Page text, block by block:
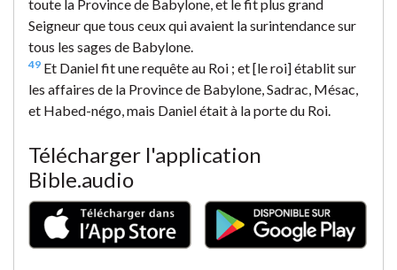
toute la Province de Babylone, et le fit plus grand
Seigneur que tous ceux qui avaient la surintendance sur
tous les sages de Babylone.
49 Et Daniel fit une requête au Roi ; et [le roi] établit sur
les affaires de la Province de Babylone, Sadrac, Mésac,
et Habed-négo, mais Daniel était à la porte du Roi.
Télécharger l'application
Bible.audio